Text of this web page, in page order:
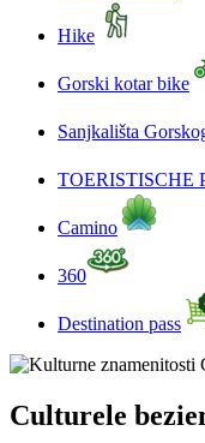
Hike
Gorski kotar bike
Sanjkališta
TOERISTISCHE
Camino
360
Destination pass
Culturele